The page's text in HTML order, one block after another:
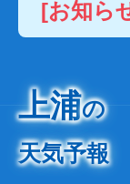
[お知ら
上浦の
天気予報